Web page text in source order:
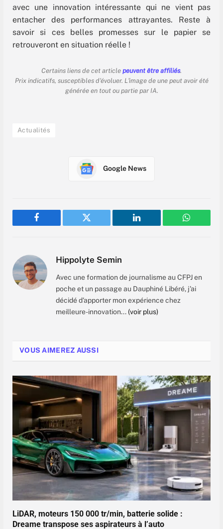
avec une innovation intéressante qui ne vient pas
entacher des performances attrayantes. Reste à
savoir si ces belles promesses sur le papier se
retrouveront en situation réelle !
Certains liens de cet article peuvent être affiliés.
Prix indicatifs, susceptibles d'évoluer. L'image de une peut avoir été
générée en tout ou partie par IA.
Actualités
Google News
Facebook Twitter LinkedIn
Hippolyte Semin
Avec une formation de journalisme au CFPJ en
poche et un passage au Dauphiné Libéré, j'ai
décidé d'apporter mon expérience chez
meilleure-innovation... (voir plus)
VOUS AIMEREZ AUSSI
LiDAR, moteurs 150 000 tr/min, batterie solide :
Dreame transpose ses aspirateurs à l’auto